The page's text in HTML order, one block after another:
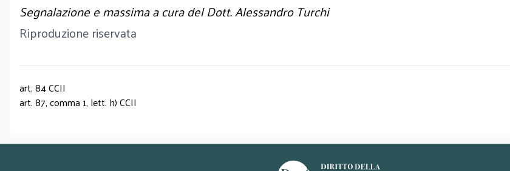
Segnalazione e massima a cura del Dott. Alessandro Turchi
Riproduzione riservata
art. 84 CCII
art. 87, comma 1, lett. h) CCII